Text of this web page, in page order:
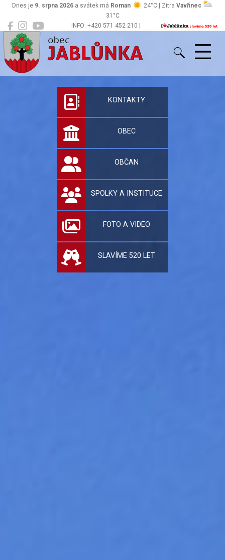
INFO: +420 571 452 210 |
Dnes je 9. srpna 2026 a svátek má Roman 24°C | Zítra Vavřinec
31°C
Jablůnka
Oficiální stránky
KONTAKTY
OBEC
OBČAN
SPOLKY A INSTITUCE
FOTO A VIDEO
SLAVÍME 520 LET